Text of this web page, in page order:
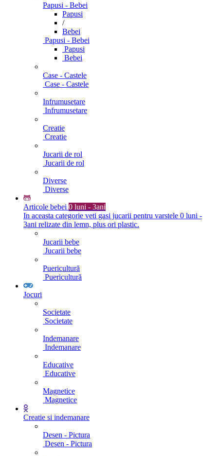
Papusi - Bebei
Papusi
/
Bebei
Papusi - Bebei
Papusi
Bebei
Case - Castele
Case - Castele
Infrumusetare
Infrumusetare
Creatie
Creatie
Jucarii de rol
Jucarii de rol
Diverse
Diverse
Articole bebei 0 luni - 3ani
In aceasta categorie veti gasi jucarii pentru varstele 0 luni -
3ani relizate din lemn, plus ori plastic.
Jucarii bebe
Jucarii bebe
Puericultură
Puericultură
Jocuri
Societate
Societate
Indemanare
Indemanare
Educative
Educative
Magnetice
Magnetice
Creatie si indemanare
Desen - Pictura
Desen - Pictura